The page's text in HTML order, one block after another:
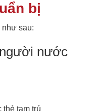
bị
sau:
nước
thẻ tạm trú